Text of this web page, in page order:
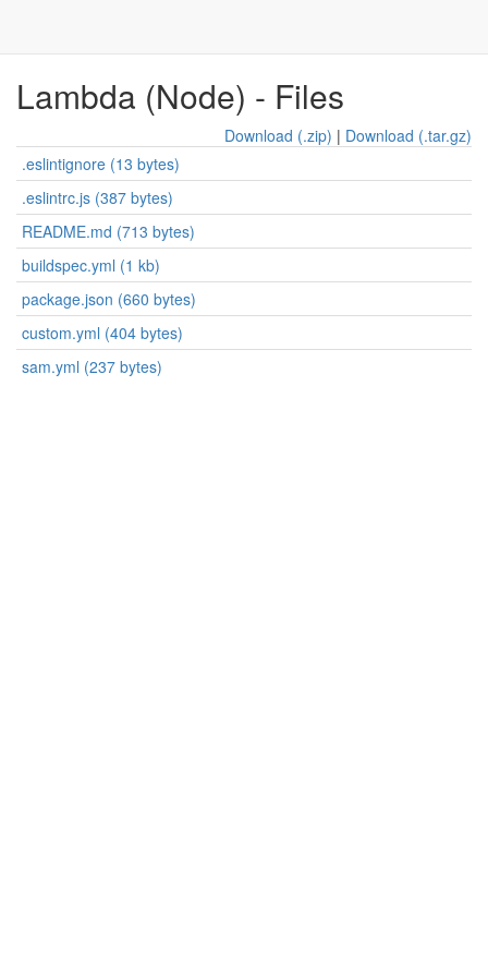
Lambda (Node) - Files
Download (.zip) | Download (.tar.gz)
.eslintignore (13 bytes)
.eslintrc.js (387 bytes)
README.md (713 bytes)
buildspec.yml (1 kb)
package.json (660 bytes)
custom.yml (404 bytes)
sam.yml (237 bytes)